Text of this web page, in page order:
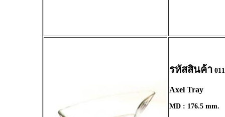
รหัสสินค้า
Axel Tray
MD : 176.5 mm.